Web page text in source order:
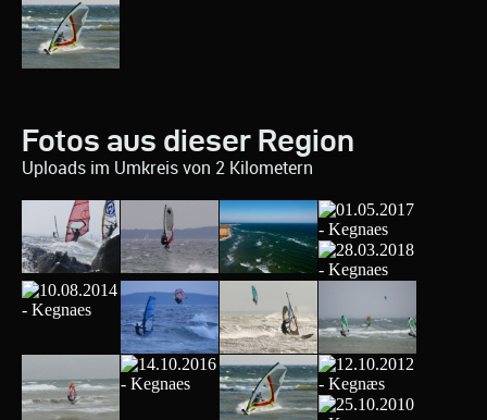
Fotos aus dieser Region
Uploads im Umkreis von 2 Kilometern